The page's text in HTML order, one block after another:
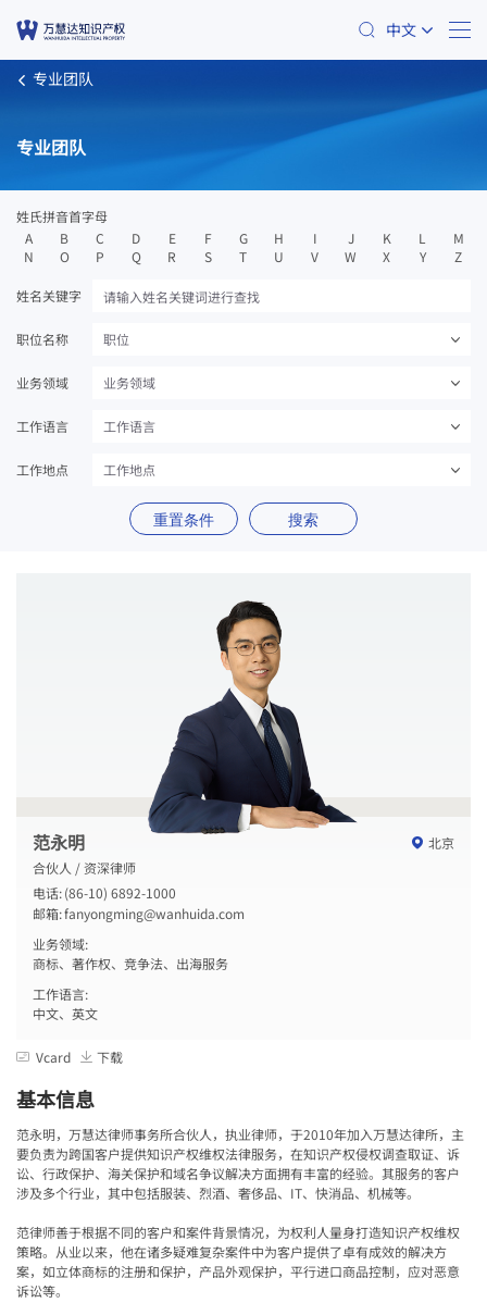
中文
专业团队
专业团队
姓氏拼音首字母
A
B C D E F G H I J K L
M
N
O P Q R S T U V W X Y Z
姓名关键字
职位名称 职位
业务领域 业务领域
工作语言 工作语言
工作地点 工作地点
重置条件 搜索
范永明
北京
合伙人 / 资深律师
电话:(86-10) 6892-1000
邮箱:fanyongming@wanhuida.com
业务领域:
商标、著作权、竞争法、出海服务
工作语言:
中文、英文
Vcard 下载
基本信息
范永明，万慧达律师事务所合伙人，执业律师，于2010年加入万慧达律所，主
要负责为跨国客户提供知识产权维权法律服务，在知识产权侵权调查取证、诉
讼、行政保护、海关保护和域名争议解决方面拥有丰富的经验。其服务的客户
涉及多个行业，其中包括服装、烈酒、奢侈品、IT、快消品、机械等。
范律师善于根据不同的客户和案件背景情况，为权利人量身打造知识产权维权
策略。从业以来，他在诸多疑难复杂案件中为客户提供了卓有成效的解决方
案，如立体商标的注册和保护，产品外观保护，平行进口商品控制，应对恶意
诉讼等。